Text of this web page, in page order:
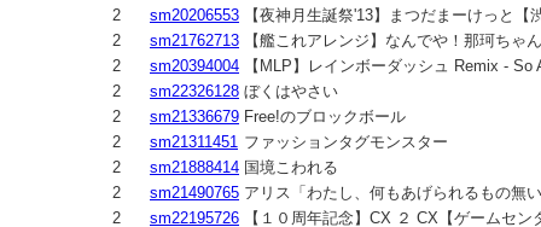
2
sm20206553
【夜神月生誕祭'13】まつだまーけっと【
2
sm21762713
【艦これアレンジ】なんでや！那珂ちゃ
2
sm20394004
【MLP】レインボーダッシュ Remix - So
2
sm22326128 ぼくはやさい
2
sm21336679 Free!のブロックボール
2
sm21311451 ファッションタグモンスター
2
sm21888414 国境こわれる
2
sm21490765 アリス「わたし、何もあげられるもの無
2
sm22195726
【１０周年記念】CX ２ CX【ゲームセン